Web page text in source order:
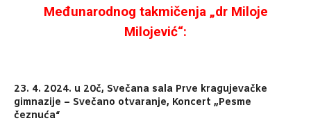
Međunarodnog takmičenja „dr Miloje
Milojević“:
23. 4. 2024. u 20č, Svečana sala Prve kragujevačke
gimnazije – Svečano otvaranje, Koncert „Pesme
čeznuća“